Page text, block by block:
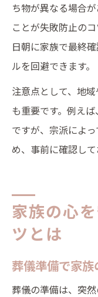
ち物が異なる場合
ことが失敗防止の
日朝に家族で最終
ルを回避できます。
注意点として、地
も重要です。例え
ですが、宗派によ
め、事前に確認して
家族の心
ツとは
葬儀準備で家
葬儀の準備は、突